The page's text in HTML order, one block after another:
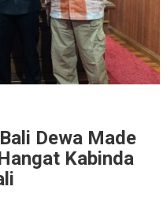
Dewa Made
Kabinda